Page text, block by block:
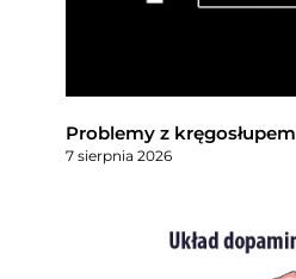
Problemy z kręgosłupem
7 sierpnia 2026